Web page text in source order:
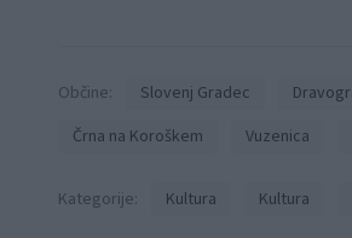
Občine: Slovenj Gradec
Črna na Koroškem
Vuzenica
Kategorije: Kultura Kultura